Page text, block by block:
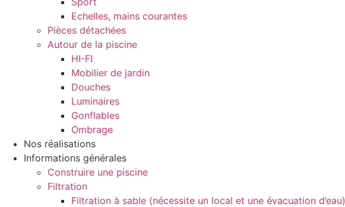
Echelles, mains courantes
Pièces détachées
Autour de la piscine
HI-FI
Mobilier de jardin
Douches
Luminaires
Gonflables
Ombrage
Nos réalisations
Informations générales
Construire une piscine
Filtration
Filtration à sable (nécessite un local et une évacuation d’eau)